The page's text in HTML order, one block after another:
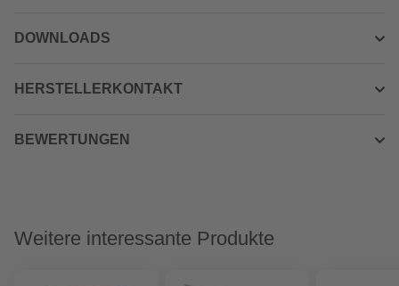
DOWNLOADS
HERSTELLERKONTAKT
BEWERTUNGEN
Weitere interessante Produkte